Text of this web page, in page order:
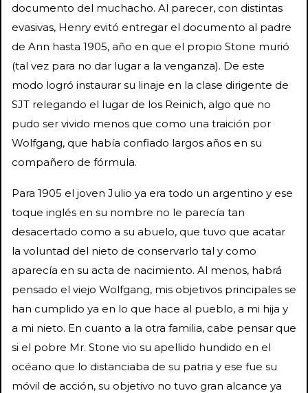
documento del muchacho. Al parecer, con distintas
evasivas, Henry evitó entregar el documento al padre
de Ann hasta 1905, año en que el propio Stone murió
(tal vez para no dar lugar a la venganza). De este
modo logró instaurar su linaje en la clase dirigente de
SJT relegando el lugar de los Reinich, algo que no
pudo ser vivido menos que como una traición por
Wolfgang, que había confiado largos años en su
compañero de fórmula.
Para 1905 el joven Julio ya era todo un argentino y ese
toque inglés en su nombre no le parecía tan
desacertado como a su abuelo, que tuvo que acatar
la voluntad del nieto de conservarlo tal y como
aparecía en su acta de nacimiento. Al menos, habrá
pensado el viejo Wolfgang, mis objetivos principales se
han cumplido ya en lo que hace al pueblo, a mi hija y
a mi nieto. En cuanto a la otra familia, cabe pensar que
si el pobre Mr. Stone vio su apellido hundido en el
océano que lo distanciaba de su patria y ese fue su
móvil de acción, su objetivo no tuvo gran alcance ya